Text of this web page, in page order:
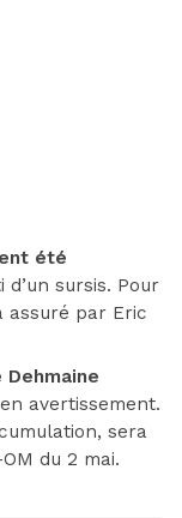
été
d’un sursis. Pour
assuré par Eric
avertissement.
sera
du 2 mai.